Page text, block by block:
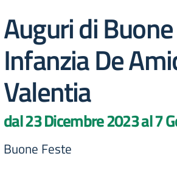
Auguri di
Infanzia De
Valentia
dal 23 Dicembre 2023 al 7
Buone Feste